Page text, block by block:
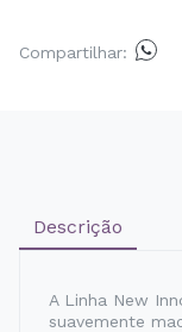
Compartilhar:
Descrição
A Linha New
suavemente